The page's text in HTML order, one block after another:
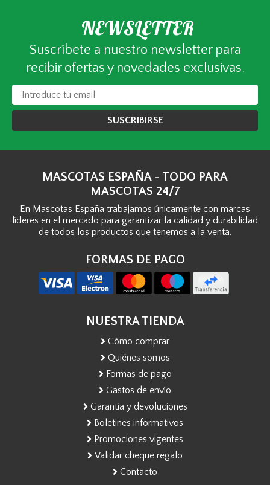
NEWSLETTER
Suscríbete a nuestro newsletter para
recibir ofertas y novedades exclusivas.
SUSCRIBIRSE
MASCOTAS ESPAÑA - TODO PARA
MASCOTAS 24/7
En Mascotas España trabajamos únicamente con marcas
líderes en el mercado para garantizar la calidad y durabilidad
de todos los productos que tenemos a la venta.
FORMAS DE PAGO
NUESTRA TIENDA
Cómo comprar
Quiénes somos
Formas de pago
Gastos de envío
Garantía y devoluciones
Boletines informativos
Promociones vigentes
Validar cheque regalo
Contacto